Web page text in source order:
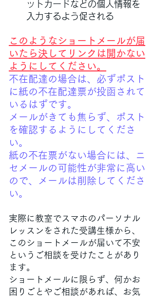
ットカードなどの個人情報を
入力するよう促される
このようなショートメールが届
いたら決してリンクは開かない
ようにしてください。
不在配達の場合は、必ずポスト
に紙の不在配達票が投函されて
いるはずです。
メールがきても焦らず、ポスト
を確認するようにしてくださ
い。
紙の不在票がない場合には、ニ
セメールの可能性が非常に高い
ので、メールは削除してくださ
い。
実際に教室でスマホのパーソナル
レッスンをされた受講生様から、
このショートメールが届いて不安
というご相談を受けたことがあり
ます。
ショートメールに限らず、何かお
困りごとやご相談があれば、お気